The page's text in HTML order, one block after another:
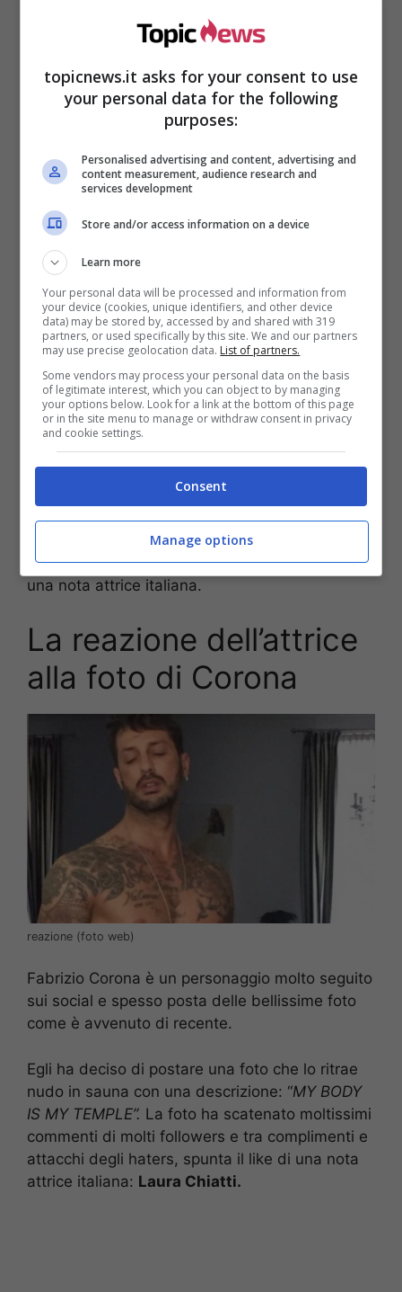
media è stato proprio Carlos che ha scritto sui
social una volta compiuti 18 anni: “
miei 18 anni”.
La seconda donna che ha fatto chiacchierare
particolarmente il mondo del gossip è stata la
showgirl argentina Belen Rodriguez dal 2009 al
2012 e su di lei ha confessato: “
donna che è riuscita a cambiarmi: non l’ho mai
tradita. Nina invece sì!”.
Fabrizio è un uomo estremamente affascinante
e spesso posta delle foto un po’ spinte sui
social; questa volta ha suscitato la reazione di
una nota attrice italiana.
La reazione dell’attrice
alla foto di Corona
reazione (foto web)
Fabrizio Corona è un personaggio molto seguito
sui social e spesso posta delle bellissime foto
come è avvenuto di recente.
Egli ha deciso di postare una foto che lo ritrae
nudo in sauna con una descrizione: “MY BODY
IS MY TEMPLE”. La foto ha scatenato moltissimi
commenti di molti followers e tra complimenti e
attacchi degli haters, spunta il like di una nota
attrice italiana: Laura Chiatti.
topicnews.it asks for your consent to use
your personal data for the following
purposes:
Personalised advertising and content, advertising and
content measurement, audience research and
services development
Store and/or access information on a device
Learn more
Your personal data will be processed and information from
your device (cookies, unique identifiers, and other device
data) may be stored by, accessed by and shared with 319
partners, or used specifically by this site. We and our partners
may use precise geolocation data. List of partners.
Some vendors may process your personal data on the basis
of legitimate interest, which you can object to by managing
your options below. Look for a link at the bottom of this page
or in the site menu to manage or withdraw consent in privacy
and cookie settings.
Consent
Manage options